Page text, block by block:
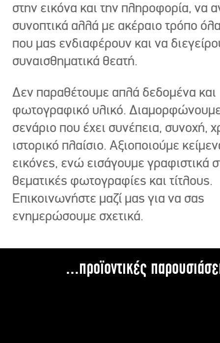
στην εικόνα και την πληροφορία, να
συνοπτικά αλλά με ακέραιο τρόπο
που μας ενδιαφέρουν και να
συναισθηματικά θεατή.
Δεν παραθέτουμε απλά δεδομένα και
φωτογραφικό υλικό.
σενάριο που έχει συνέπεια, συνοχή,
ιστορικό πλαίσιο. Αξιοποιούμε
εικόνες, ενώ εισάγουμε γραφιστικά
θεματικές φωτογραφίες και τίτλους.
Επικοινωνήστε μαζί μας για να σας
ενημερώσουμε σχετικά.
...προϊοντικές